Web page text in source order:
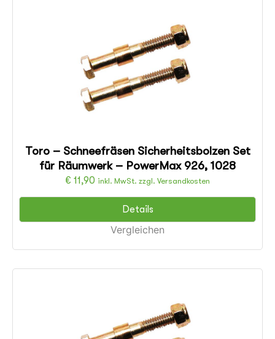
Toro – Schneefräsen Sicherheitsbolzen Set
für Räumwerk – PowerMax 926, 1028
€ 11,90 inkl. MwSt. zzgl. Versandkosten
Details
Vergleichen